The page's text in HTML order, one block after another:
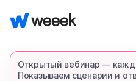
Открытый вебинар —
Показываем сценарии и
Войти